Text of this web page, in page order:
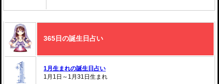
365日の誕生日占い
1月生まれの誕生日占い
1月1日～1月31日生まれ